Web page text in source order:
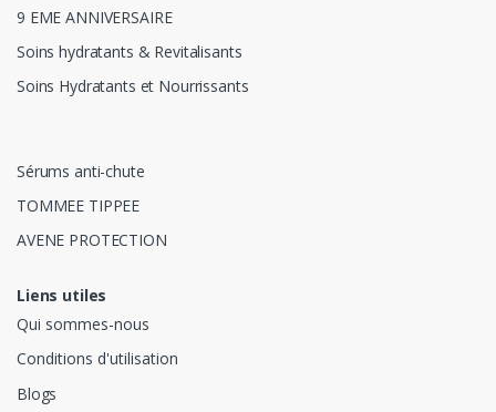
9 EME ANNIVERSAIRE
Soins hydratants & Revitalisants
Soins Hydratants et Nourrissants
Sérums anti-chute
TOMMEE TIPPEE
AVENE PROTECTION
Liens utiles
Qui sommes-nous
Conditions d'utilisation
Blogs